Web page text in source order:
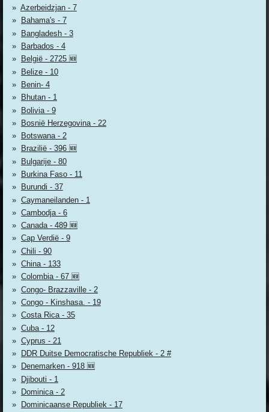
Azerbeidzjan - 7
Bahama's - 7
Bangladesh - 3
Barbados - 4
België - 2725 🆕
Belize - 10
Benin- 4
Bhutan - 1
Bolivia - 9
Bosnië Herzegovina - 22
Botswana - 2
Brazilië - 396 🆕
Bulgarije - 80
Burkina Faso - 11
Burundi - 37
Caymaneilanden - 1
Cambodja - 6
Canada - 489 🆕
Cap Verdië - 9
Chili - 90
China - 133
Colombia - 67 🆕
Congo- Brazzaville - 2
Congo - Kinshasa. - 19
Costa Rica - 35
Cuba - 12
Cyprus - 21
DDR Duitse Democratische Republiek - 2 #
Denemarken - 918 🆕
Djibouti - 1
Dominica - 2
Dominicaanse Republiek - 17